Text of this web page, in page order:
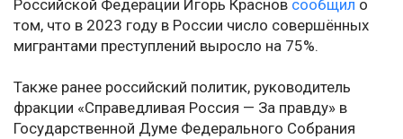
Российской Федерации Игорь Краснов сообщил о
том, что в 2023 году в России число совершённых
мигрантами преступлений выросло на 75%.
Также ранее российский политик, руководитель
фракции «Справедливая Россия — За правду» в
Государственной Думе Федерального Собрания